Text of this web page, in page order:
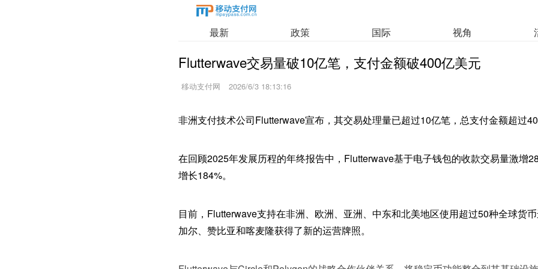
最新 政策 国际 视角
Flutterwave交易量破10亿笔，支付金额破400亿美元
移动支付网 2026/6/3 18:13:16
非洲支付技术公司Flutterwave宣布，其交易处理量已超过10亿笔，总支付金额超过
在回顾2025年发展历程的年终报告中，Flutterwave基于电子钱包的收款交易量激增
增长184%。
目前，Flutterwave支持在非洲、欧洲、亚洲、中东和北美地区使用超过50种全球货
加尔、赞比亚和喀麦隆获得了新的运营牌照。